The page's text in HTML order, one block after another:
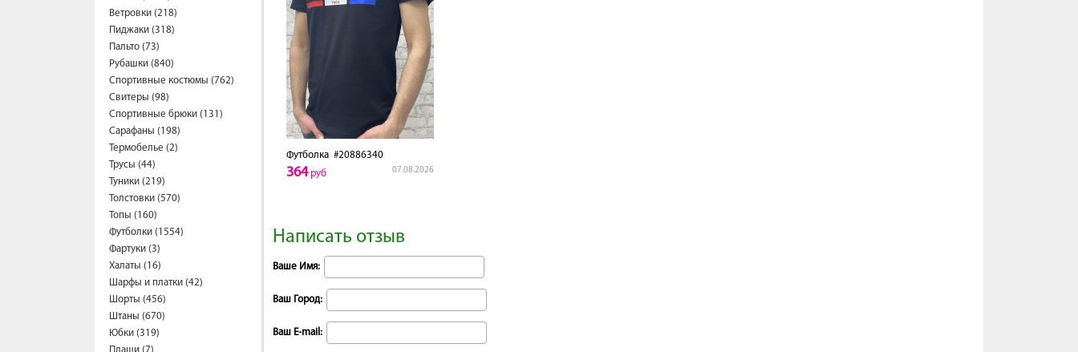
Ветровки (218)
Пиджаки (318)
Пальто (73)
Рубашки (840)
Спортивные костюмы (762)
Свитеры (98)
Спортивные брюки (131)
Сарафаны (198)
Термобелье (2)
Трусы (44)
Туники (219)
Толстовки (570)
Топы (160)
Футболки (1554)
Фартуки (3)
Халаты (16)
Шарфы и платки (42)
Шорты (456)
Штаны (670)
Юбки (319)
Футболка #20886340
07.08.2026
364руб
Написать отзыв
Ваше Имя:
Ваш Город:
Ваш E-mail: